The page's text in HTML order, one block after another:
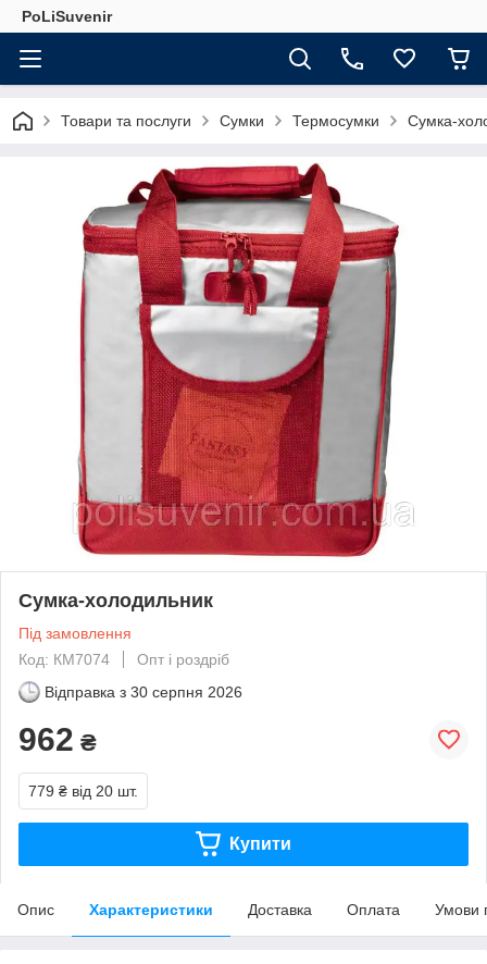
PoLiSuvenir
Товари та послуги Сумки Термосумки Сумка-
Сумка-холодильник
Під замовлення
Код: КМ7074
Опт і роздріб
Відправка з 30 серпня 2026
962 ₴
779 ₴ від 20 шт.
Купити
Опис Характеристики Доставка Оплата Умови